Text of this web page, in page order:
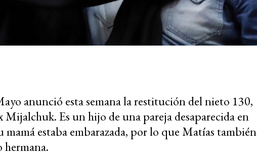
anunció esta semana la restitución del nieto 130,
Es un hijo de una pareja desaparecida en
mamá estaba embarazada, por lo que Matías también
hermana.